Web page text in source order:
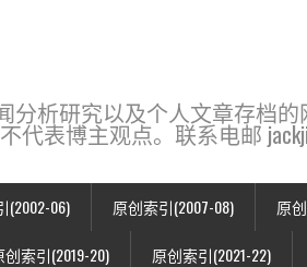
闻分析研究以及个人文章存
表博主观点。联系电邮
(2002-06) 原创索引(2007-08) 原
创索引(2019-20) 原创索引(2021-22)